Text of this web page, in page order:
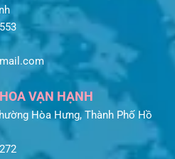
VẠN HẠNH
Hòa Hưng, Thành Phố Hồ